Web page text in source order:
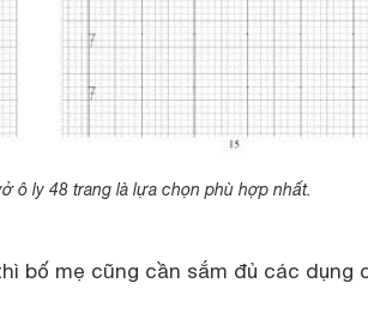
ô ly 48 trang là lựa chọn phù hợp nhất.
bố mẹ cũng cần sắm đủ các dụng